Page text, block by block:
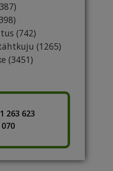
(742)
(1265)
(3451)
263 623